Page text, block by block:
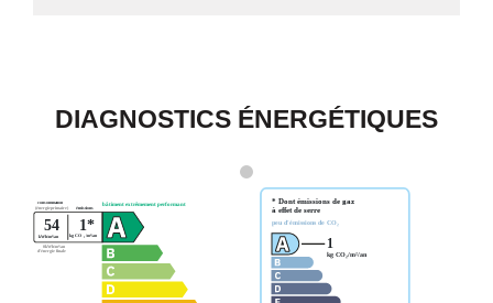
DIAGNOSTICS ÉNERGÉTIQUES